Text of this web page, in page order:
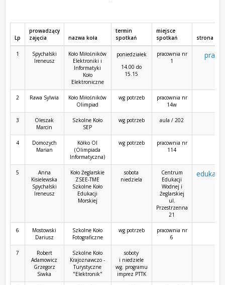
Lp
prowadzący
zajęcia
nazwa koła
termin
spotkań
miejsce
spotkań
strona
1
Spychalski
Ireneusz
Koło Miłośników
Elektroniki i
Informatyki
Koło
Elektroniczne
poniedziałek
14.00 do
15.15
pracownia nr
1
2 Rawa Sylwia
Koło Miłośników
Olimpiad
wg potrzeb
pracownia nr
14w
3
Oleszak
Marcin
Szkolne Koło
SEP
wg potrzeb aula / 202
4
Domozych
Marian
Kółko OI
(Olimpiada
Informatyczna)
wg potrzeb
pracownia nr
114
5
Anna
Kisielewska
Spychalski
Ireneusz
Koło Żeglarskie
ZSEE-TME
Szkolne Koło
Edukacji
Morskiej
sobota
niedziela
Centrum
Edukacji
Wodnej i
Żeglarskiej
ul.
Przestrzenna
21
6
Mostowski
Dariusz
Szkolne Koło
Fotograficzne
wg potrzeb
pracownia nr
6
7
Robert
Adamowicz
Grzegorz
Siwka
Szkolne Koło
Krajoznawczo -
Turystyczne
"Elektronik"
soboty
i niedziele
wg. programu
imprez PTTK